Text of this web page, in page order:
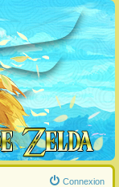
Connexion